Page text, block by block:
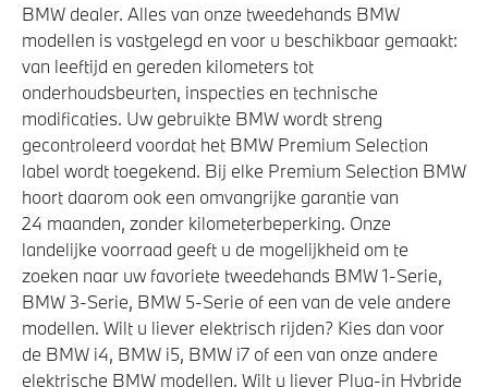
BMW dealer. Alles van onze tweedehands BMW
modellen is vastgelegd en voor u beschikbaar gemaakt:
van leeftijd en gereden kilometers tot
onderhoudsbeurten, inspecties en technische
modificaties. Uw gebruikte BMW wordt streng
gecontroleerd voordat het BMW Premium Selection
label wordt toegekend. Bij elke Premium Selection BMW
hoort daarom ook een omvangrijke garantie van
24 maanden, zonder kilometerbeperking. Onze
landelijke voorraad geeft u de mogelijkheid om te
zoeken naar uw favoriete tweedehands BMW 1-Serie,
BMW 3-Serie, BMW 5-Serie of een van de vele andere
modellen. Wilt u liever elektrisch rijden? Kies dan voor
de BMW i4, BMW i5, BMW i7 of een van onze andere
elektrische BMW modellen. Wilt u liever Plug-in Hybride